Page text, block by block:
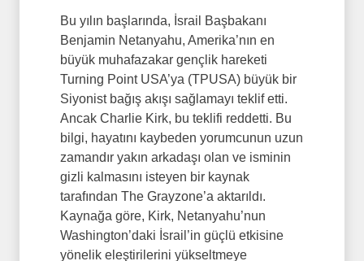
Bu yılın başlarında, İsrail Başbakanı
Benjamin Netanyahu, Amerika’nın en
büyük muhafazakar gençlik hareketi
Turning Point USA’ya (TPUSA) büyük bir
Siyonist bağış akışı sağlamayı teklif etti.
Ancak Charlie Kirk, bu teklifi reddetti. Bu
bilgi, hayatını kaybeden yorumcunun uzun
zamandır yakın arkadaşı olan ve isminin
gizli kalmasını isteyen bir kaynak
tarafından The Grayzone’a aktarıldı.
Kaynağa göre, Kirk, Netanyahu’nun
Washington’daki İsrail’in güçlü etkisine
yönelik eleştirilerini yükseltmeye